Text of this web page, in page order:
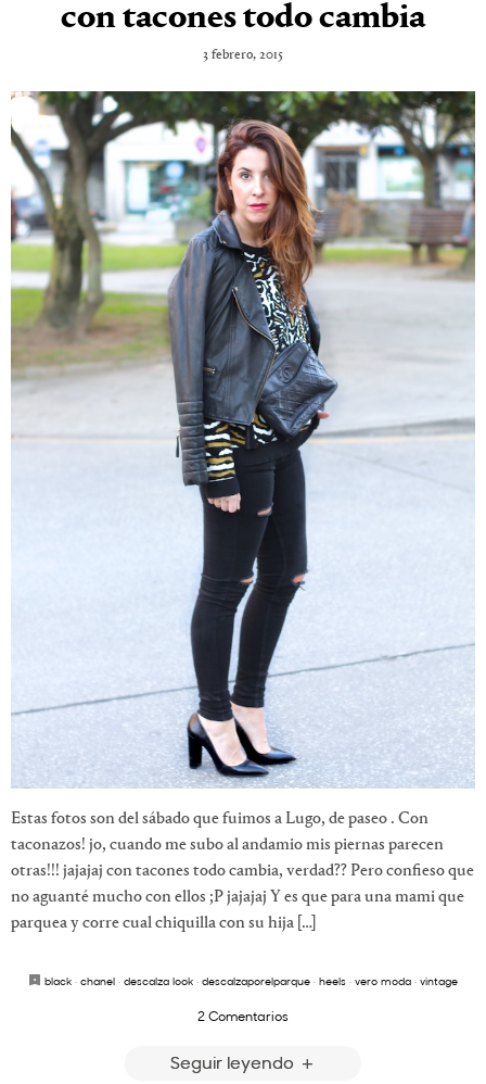
con tacones todo cambia
3 febrero, 2015
Estas fotos son del sábado que fuimos a Lugo, de paseo . Con
taconazos! jo, cuando me subo al andamio mis piernas parecen
otras!!! jajajaj con tacones todo cambia, verdad?? Pero confieso que
no aguanté mucho con ellos ;P jajajaj Y es que para una mami que
parquea y corre cual chiquilla con su hija […]
black · chanel · descalza look · descalzaporelparque · heels · vero moda · vintage
2 Comentarios
Seguir leyendo